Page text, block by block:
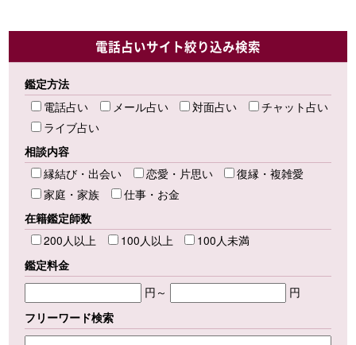
電話占いサイト絞り込み検索
鑑定方法
電話占い
メール占い 対面占い
チャット占い
ライブ占い
相談内容
縁結び・出会い
恋愛・片思い
復縁・複雑愛
家庭・家族
仕事・お金
在籍鑑定師数
200人以上
100人以上
100人未満
鑑定料金
円～
円
フリーワード検索